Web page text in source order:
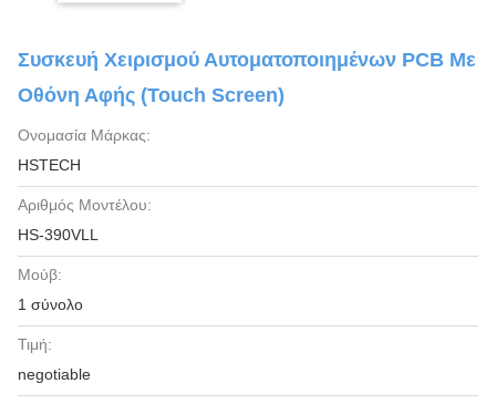
Συσκευή Χειρισμού Αυτοματοποιημένων PCB Με
Οθόνη Αφής (touch Screen)
Ονομασία Μάρκας:
HSTECH
Αριθμός Μοντέλου:
HS-390VLL
Μούβ:
1 σύνολο
Τιμή:
negotiable